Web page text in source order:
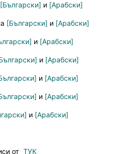
[Български] и [Арабски]
[Български] и [Арабски]
и [Арабски]
и [Арабски]
и [Арабски]
и [Арабски]
и [Арабски]
от _ТУК_